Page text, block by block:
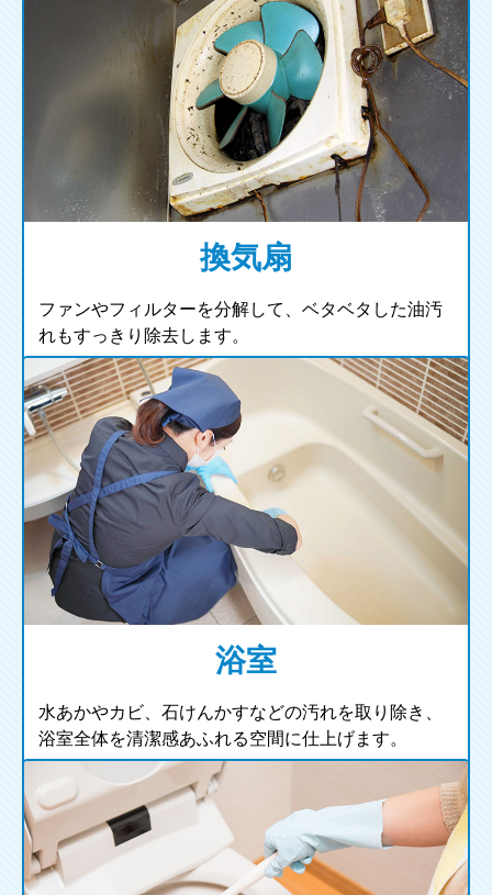
換気扇
ファンやフィルターを分解して、ベタベタした油汚
れもすっきり除去します。
浴室
水あかやカビ、石けんかすなどの汚れを取り除き、
浴室全体を清潔感あふれる空間に仕上げます。